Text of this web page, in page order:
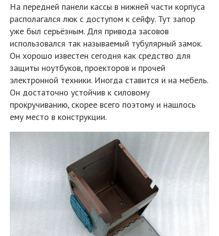
На передней панели кассы в нижней части корпуса
располагался люк с доступом к сейфу. Тут запор
уже был серьёзным. Для привода засовов
использовался так называемый тубулярный замок.
Он хорошо известен сегодня как средство для
защиты ноутбуков, проекторов и прочей
электронной техники. Иногда ставится и на мебель.
Он достаточно устойчив к силовому
прокручиванию, скорее всего поэтому и нашлось
ему место в конструкции.